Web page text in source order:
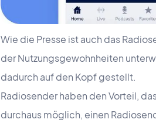
Wie die Presse ist auch das
der Nutzungsgewohnheiten
dadurch auf den Kopf gestellt.
Radiosender haben den Vorteil,
durchaus möglich, einen